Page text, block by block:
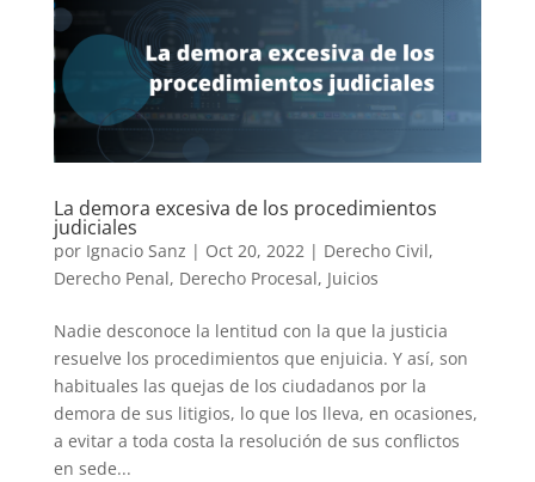
La demora excesiva de los procedimientos
judiciales
por Ignacio Sanz | Oct 20, 2022| Derecho Civil,
Derecho Penal, Derecho Procesal, Juicios
Nadie desconoce la lentitud con la que la justicia
resuelve los procedimientos que enjuicia. Y así, son
habituales las quejas de los ciudadanos por la
demora de sus litigios, lo que los lleva, en ocasiones,
a evitar a toda costa la resolución de sus conflictos
en sede...